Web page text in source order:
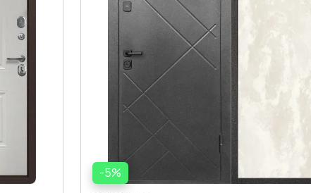
-5%